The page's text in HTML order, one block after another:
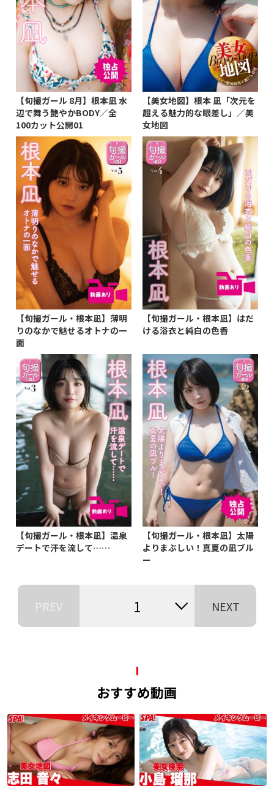
【旬撮ガール 8月】根本凪 水
辺で舞う艶やかBODY／全
100カット公開01
【美女地図】根本 凪「次元を
超える魅力的な眼差し」／美
女地図
【旬撮ガール・根本凪】薄明
りのなかで魅せるオトナの一
面
【旬撮ガール・根本凪】はだ
ける浴衣と純白の色香
【旬撮ガール・根本凪】温泉
デートで汗を流して……
【旬撮ガール・根本凪】太陽
よりまぶしい！真夏の凪ブル
ー
PREV 1 NEXT
おすすめ動画